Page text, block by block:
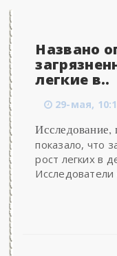
Названо
легкие в..
29-мая,
Исследование,
показало, что
рост легких в